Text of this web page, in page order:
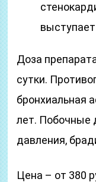
Доза
сутки.
бронхиальная
лет. Побочные
давления,
Цена – от 380